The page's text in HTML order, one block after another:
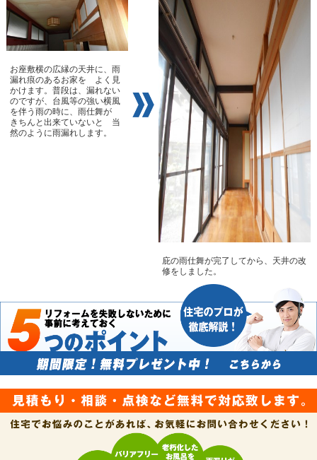
お座敷横の広縁の天井に、雨
漏れ痕のあるお家を よく見
かけます。普段は、漏れない
のですが、台風等の強い横風
を伴う雨の時に、雨仕舞が
きちんと出来ていないと 当
然のように雨漏れします。
庇の雨仕舞が完了してから、天井の改
修をしました。